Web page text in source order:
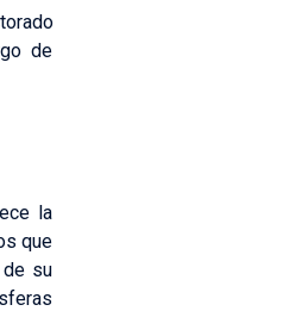
de
la
que
su